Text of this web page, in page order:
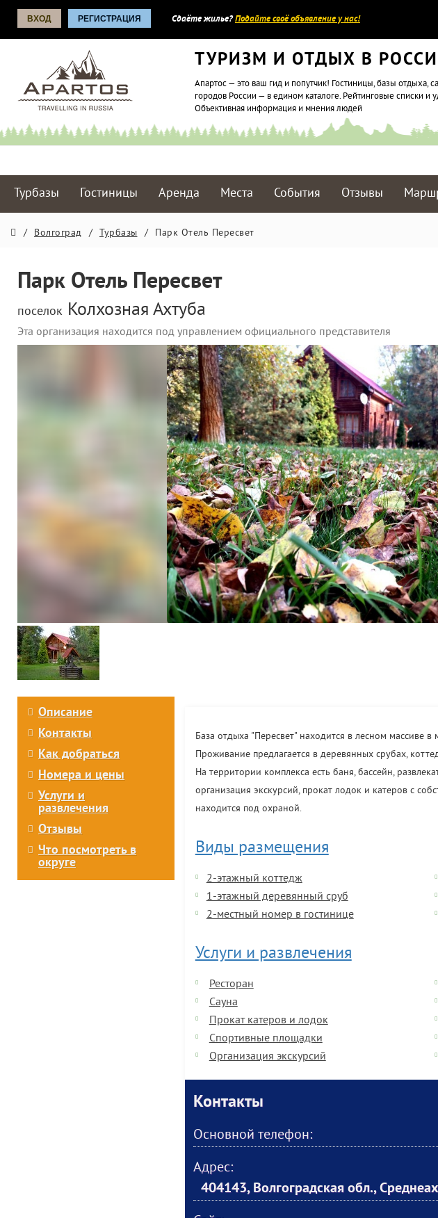
ВХОД РЕГИСТРАЦИЯ Сдаёте жилье?Подайте своё объявление у нас!
ТУРИЗМ И ОТДЫХ В
Апартос — это ваш гид и попутчик! Гостиницы, базы отдыха,
городов России — в едином каталоге. Рейтинговые списки и
Объективная информация и мнения людей
Турбазы Гостиницы Аренда Места События Отзывы
/ Волгоград / Турбазы / Парк Отель Пересвет
Парк Отель Пересвет
поселок Колхозная Ахтуба
Эта организация находится под управлением официального представителя
Описание
Контакты
Как добраться
Номера и цены
Услуги и
развлечения
Отзывы
Что посмотреть в
округе
База отдыха "Пересвет" находится в лесном массиве
Проживание предлагается в деревянных срубах,
На территории комплекса есть баня, бассейн,
организация экскурсий, прокат лодок и катеров с
находится под охраной.
Виды размещения
2-этажный коттедж
1-этажный деревянный сруб
2-местный номер в гостинице
Услуги и развлечения
Ресторан
Сауна
Прокат катеров и лодок
Спортивные площадки
Организация экскурсий
Контакты
Основной телефон:
Адрес:
404143, Волгоградская обл.,